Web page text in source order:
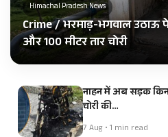
Himachal Pradesh News
Crime / भरमाड़-भगवाल उठाऊ
और 100 मीटर तार चोरी
नाहन में अब सड़क
चोरी की…
7 Aug • 1 min read